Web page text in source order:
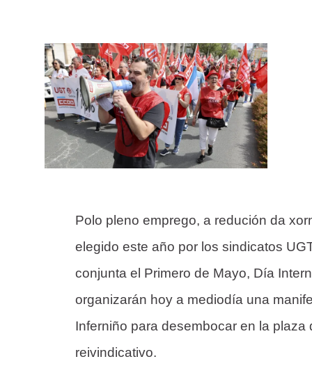
Polo pleno emprego, a redución da
elegido este año por los sindicatos
conjunta el Primero de Mayo, Día
organizarán hoy a mediodía una
Inferniño para desembocar en la
reivindicativo.